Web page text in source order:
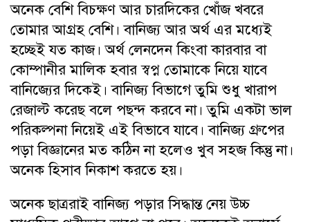
অনেক বেশি বিচক্ষণ আর চারদিকের খোঁজ খবরে
তোমার আগ্রহ বেশি। বানিজ্য আর অর্থ এর মধ্যেই
হচ্ছেই যত কাজ। অর্থ লেনদেন কিংবা কারবার বা
কোম্পানীর মালিক হবার স্বপ্ন তোমাকে নিয়ে যাবে
বানিজ্যের দিকেই। বানিজ্য বিভাগে তুমি শুধু খারাপ
রেজাল্ট করেছ বলে পছন্দ করবে না। তুমি একটা ভাল
পরিকল্পনা নিয়েই এই বিভাবে যাবে। বানিজ্য গ্রুপের
পড়া বিজ্ঞানের মত কঠিন না হলেও খুব সহজ কিন্তু না।
অনেক হিসাব নিকাশ করতে হয়।
অনেক ছাত্ররাই বানিজ্য পড়ার সিদ্ধান্ত নেয় উচ্চ